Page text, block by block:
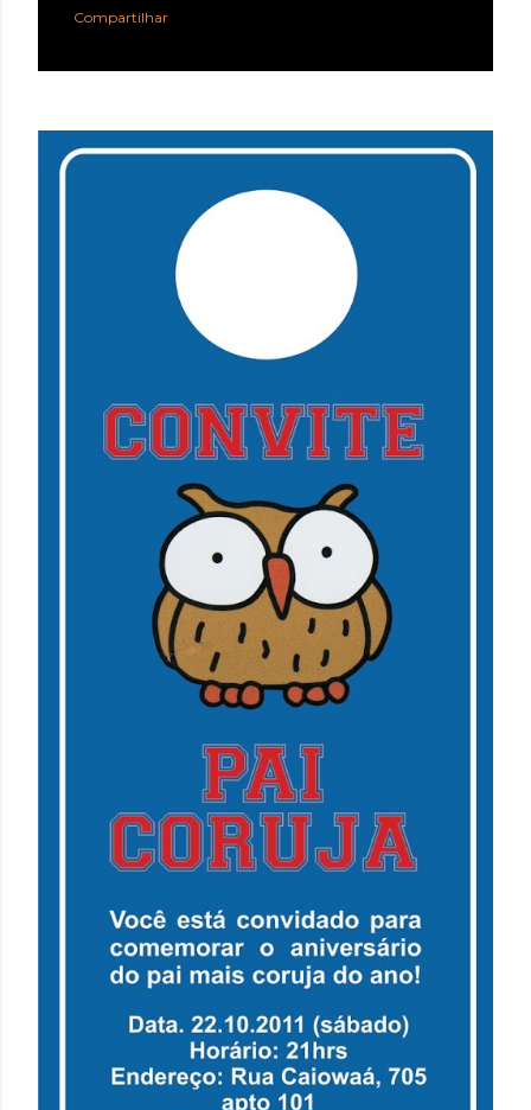
globais. A Accenture , em Life Trends 2025 , descreve o
consultoria, 42% atribuíram sua experiência mais
prazerosa da última se...
Compartilhar